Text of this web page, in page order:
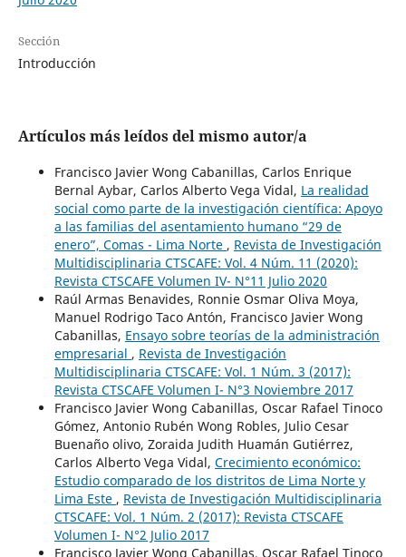
Sección
Introducción
Artículos más leídos del mismo autor/a
Francisco Javier Wong Cabanillas, Carlos Enrique
Bernal Aybar, Carlos Alberto Vega Vidal, La realidad
social como parte de la investigación científica: Apoyo
a las familias del asentamiento humano “29 de
enero”, Comas - Lima Norte , Revista de Investigación
Multidisciplinaria CTSCAFE: Vol. 4 Núm. 11 (2020):
Revista CTSCAFE Volumen IV- N°11 Julio 2020
Raúl Armas Benavides, Ronnie Osmar Oliva Moya,
Manuel Rodrigo Taco Antón, Francisco Javier Wong
Cabanillas, Ensayo sobre teorías de la administración
empresarial , Revista de Investigación
Multidisciplinaria CTSCAFE: Vol. 1 Núm. 3 (2017):
Revista CTSCAFE Volumen I- N°3 Noviembre 2017
Francisco Javier Wong Cabanillas, Oscar Rafael Tinoco
Gómez, Antonio Rubén Wong Robles, Julio Cesar
Buenaño olivo, Zoraida Judith Huamán Gutiérrez,
Carlos Alberto Vega Vidal, Crecimiento económico:
Estudio comparado de los distritos de Lima Norte y
Lima Este , Revista de Investigación Multidisciplinaria
CTSCAFE: Vol. 1 Núm. 2 (2017): Revista CTSCAFE
Volumen I- N°2 Julio 2017
Francisco Javier Wong Cabanillas, Oscar Rafael Tinoco